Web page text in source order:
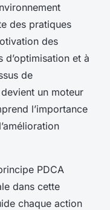
des pratiques
des
et à
de
un moteur
l’importance
PDCA
dans cette
chaque action